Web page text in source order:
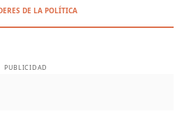
DE LA POLÍTICA
PUBLICIDAD